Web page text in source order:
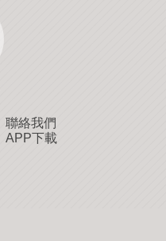
聯絡我們
APP下載